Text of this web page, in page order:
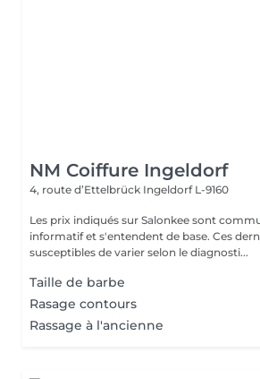
NM Coiffure Ingeldorf
4, route d’Ettelbrück Ingeldorf L-9160
Les prix indiqués sur Salonkee sont
informatif et s'entendent de base. Ces
susceptibles de varier selon le diagnosti...
Taille de barbe
Rasage contours
Rassage à l'ancienne